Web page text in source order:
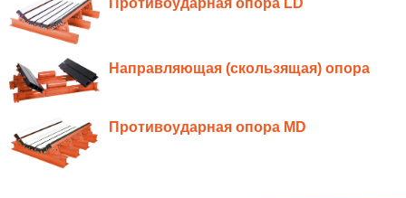
Противоударная опора LD
Направляющая (скользящая) опора
Противоударная опора MD